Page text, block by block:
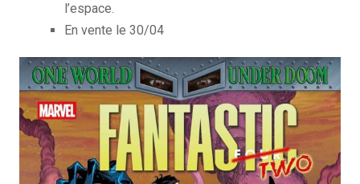
l’espace.
En vente le 30/04